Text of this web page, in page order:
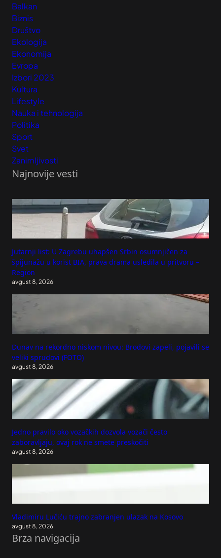
Balkan
Biznis
Društvo
Ekologija
Ekonomija
Evropa
Izbori 2023
Kultura
Lifestyle
Nauka i tehnologija
Politika
Sport
Svet
Zanimljivosti
Najnovije vesti
Jutarnji list: U Zagrebu uhapšen Srbin osumnjičen za
špijunažu u korist BIA, prava drama usledila u pritvoru –
Region
avgust 8, 2026
Dunav na rekordno niskom nivou: Brodovi zapeli, pojavili se
veliki sprudovi (FOTO)
avgust 8, 2026
Jedno pravilo oko vozačkih dozvola vozači često
zaboravljaju, ovaj rok ne smete preskočiti
avgust 8, 2026
Vladimiru Lučiću trajno zabranjen ulazak na Kosovo
avgust 8, 2026
Brza navigacija